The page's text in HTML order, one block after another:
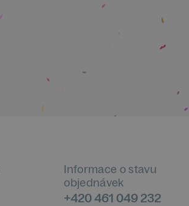
Informace o stavu
objednávek
+420 461 049 232